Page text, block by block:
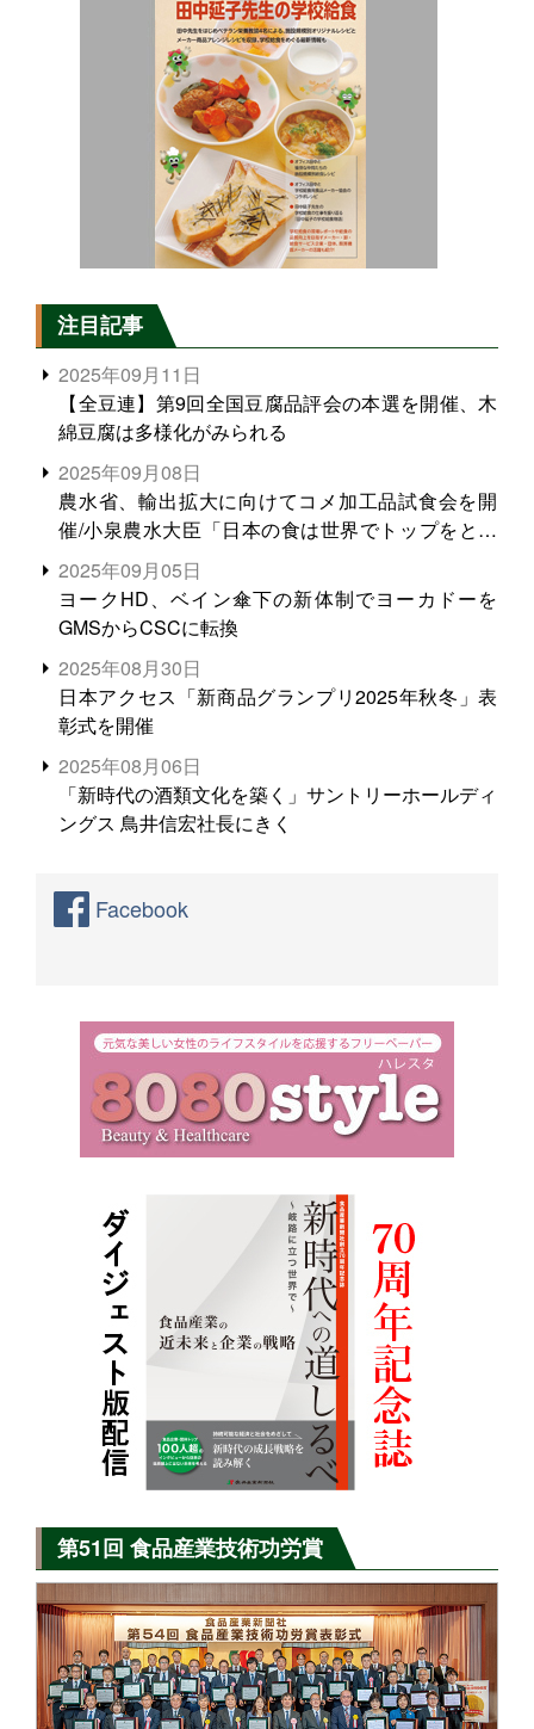
注目記事
2025年09月11日
【全豆連】第9回全国豆腐品評会の本選を開催、木
綿豆腐は多様化がみられる
2025年09月08日
農水省、輸出拡大に向けてコメ加工品試食会を開
催/小泉農水大臣「日本の食は世界でトップをとれ
る。米増産に向けて、米輸出需要の拡大を」
2025年09月05日
ヨークHD、ベイン傘下の新体制でヨーカドーを
GMSからCSCに転換
2025年08月30日
日本アクセス「新商品グランプリ2025年秋冬」表
彰式を開催
2025年08月06日
「新時代の酒類文化を築く」サントリーホールディ
ングス 鳥井信宏社長にきく
Facebook
第51回 食品産業技術功労賞